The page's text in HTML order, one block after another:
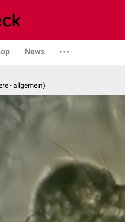
News
- allgemein)